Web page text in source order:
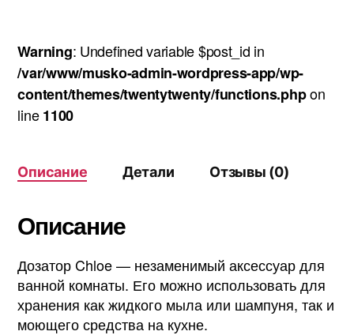
Warning: Undefined variable $post_id in
/var/www/musko-admin-wordpress-app/wp-
content/themes/twentytwenty/functions.phpon
line1100
Описание Детали Отзывы (0)
Описание
Дозатор Chloe — незаменимый аксессуар для
ванной комнаты. Его можно использовать для
хранения как жидкого мыла или шампуня, так и
моющего средства на кухне.